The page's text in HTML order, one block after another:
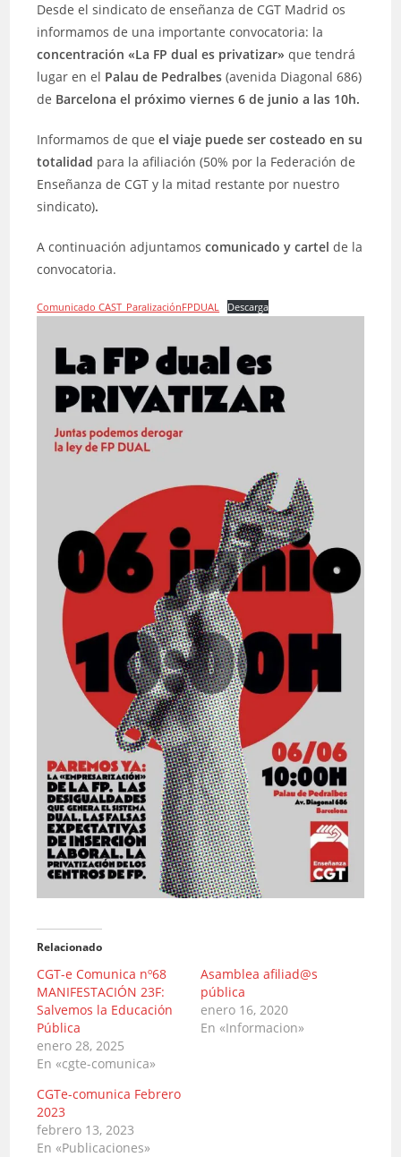
Desde el sindicato de enseñanza de CGT Madrid os
informamos de una importante convocatoria: la
concentración «La FP dual es privatizar» que tendrá
lugar en el Palau de Pedralbes (avenida Diagonal 686)
de Barcelona el próximo viernes 6 de junio a las 10h.
Informamos de que el viaje puede ser costeado en su
totalidad para la afiliación (50% por la Federación de
Enseñanza de CGT y la mitad restante por nuestro
sindicato).
A continuación adjuntamoscomunicado y cartel de la
convocatoria.
Comunicado CAST_ParalizaciónFPDUAL Descarga
Relacionado
CGT-e Comunica nº68
MANIFESTACIÓN 23F:
Salvemos la Educación
Pública
enero 28, 2025
En «cgte-comunica»
Asamblea afiliad@s
pública
enero 16, 2020
En «Informacion»
CGTe-comunica Febrero
2023
febrero 13, 2023
En «Publicaciones»